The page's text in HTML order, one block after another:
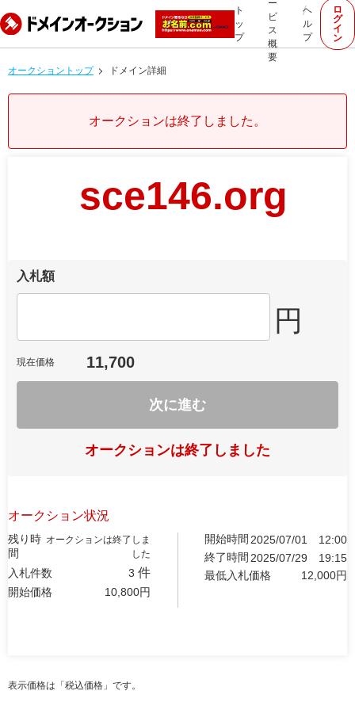
ト
ッ
プ
ー
ビ
ス
概
要
ヘ
ル
プ
ロ
グ
イ
ン
オークショントップ ドメイン詳細
オークションは終了しました。
sce146.org
入札額
円
現在価格 11,700
次に進む
オークションは終了しました
オークション状況
残り時
間
オークションは終了しま
した
入札件数 3 件
開始価格 10,800円
開始時間 2025/07/01
12:00
終了時間 2025/07/29
19:15
最低入札価格
12,000円
表示価格は「税込価格」です。